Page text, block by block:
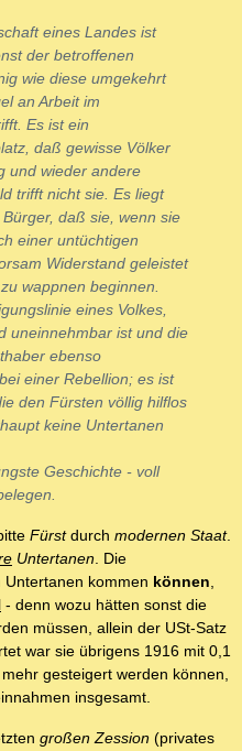
eines Landes ist
der betroffenen
wie diese umgekehrt
an Arbeit im
Es ist ein
daß gewisse Völker
und wieder andere
trifft nicht sie. Es liegt
daß sie, wenn sie
einer untüchtigen
Widerstand geleistet
wappnen beginnen.
eines Volkes,
uneinnehmbar ist und die
ebenso
einer Rebellion; es ist
den Fürsten völlig hilflos
keine Untertanen
Geschichte - voll
Fürstdurch modernen Staat.
Untertanen. Die
kommen können,
- denn wozu hätten sonst die
müssen, allein der USt-Satz
war sie übrigens 1916 mit 0,1
gesteigert werden können,
insgesamt.
großen Zession (privates